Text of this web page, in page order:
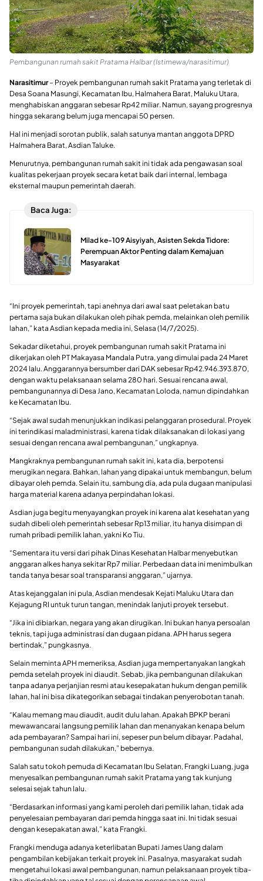
Pembangunan rumah sakit Pratama Halbar (Istimewa/narasitimur)
Narasitimur– Proyek pembangunan rumah sakit Pratama yang terletak di
Desa Soana Masungi, Kecamatan Ibu, Halmahera Barat, Maluku Utara,
menghabiskan anggaran sebesar Rp42 miliar. Namun, sayang progresnya
hingga sekarang belum juga mencapai 50 persen.
Hal ini menjadi sorotan publik, salah satunya mantan anggota DPRD
Halmahera Barat, Asdian Taluke.
Menurutnya, pembangunan rumah sakit ini tidak ada pengawasan soal
kualitas pekerjaan proyek secara ketat baik dari internal, lembaga
eksternal maupun pemerintah daerah.
Baca Juga:
Milad ke-109 Aisyiyah, Asisten Sekda Tidore:
Perempuan Aktor Penting dalam Kemajuan
Masyarakat
“Ini proyek pemerintah, tapi anehnya dari awal saat peletakan batu
pertama saja bukan dilakukan oleh pihak pemda, melainkan oleh pemilik
lahan,” kata Asdian kepada media ini, Selasa (14/7/2025).
Sekadar diketahui, proyek pembangunan rumah sakit Pratama ini
dikerjakan oleh PT Makayasa Mandala Putra, yang dimulai pada 24 Maret
2024 lalu. Anggarannya bersumber dari DAK sebesar Rp42.946.393.870,
dengan waktu pelaksanaan selama 280 hari. Sesuai rencana awal,
pembangunannya di Desa Jano, Kecamatan Loloda, namun dipindahkan
ke Kecamatan Ibu.
“Sejak awal sudah menunjukkan indikasi pelanggaran prosedural. Proyek
ini terindikasi maladministrasi, karena tidak dilaksanakan di lokasi yang
sesuai dengan rencana awal pembangunan,” ungkapnya.
Mangkraknya pembangunan rumah sakit ini, kata dia, berpotensi
merugikan negara. Bahkan, lahan yang dipakai untuk membangun, belum
dibayar oleh pemda. Selain itu, sambung dia, ada pula dugaan manipulasi
harga material karena adanya perpindahan lokasi.
Asdian juga begitu menyayangkan proyek ini karena alat kesehatan yang
sudah dibeli oleh pemerintah sebesar Rp13 miliar, itu hanya disimpan di
rumah pribadi pemilik lahan, yakni Ko Tiu.
“Sementara itu versi dari pihak Dinas Kesehatan Halbar menyebutkan
anggaran alkes hanya sekitar Rp7 miliar. Perbedaan data ini menimbulkan
tanda tanya besar soal transparansi anggaran,” ujarnya.
Atas kejanggalan ini pula, Asdian mendesak Kejati Maluku Utara dan
Kejagung RI untuk turun tangan, menindak lanjuti proyek tersebut.
“Jika ini dibiarkan, negara yang akan dirugikan. Ini bukan hanya persoalan
teknis, tapi juga administrasi dan dugaan pidana. APH harus segera
bertindak,” pungkasnya.
Selain meminta APH memeriksa, Asdian juga mempertanyakan langkah
pemda setelah proyek ini diaudit. Sebab, jika pembangunan dilakukan
tanpa adanya perjanjian resmi atau kesepakatan hukum dengan pemilik
lahan, hal ini bisa dikategorikan sebagai tindakan penyerobotan tanah.
“Kalau memang mau diaudit, audit dulu lahan. Apakah BPKP berani
mewawancarai langsung pemilik lahan dan menanyakan kenapa belum
ada pembayaran? Sampai hari ini, sepeser pun belum dibayar. Padahal,
pembangunan sudah dilakukan,” bebernya.
Salah satu tokoh pemuda di Kecamatan Ibu Selatan, Frangki Luang, juga
menyesalkan pembangunan rumah sakit Pratama yang tak kunjung
selesai sejak tahun lalu.
“Berdasarkan informasi yang kami peroleh dari pemilik lahan, tidak ada
penyelesaian pembayaran dari pemda hingga saat ini. Ini tidak sesuai
dengan kesepakatan awal,” kata Frangki.
Frangki menduga adanya keterlibatan Bupati James Uang dalam
pengambilan kebijakan terkait proyek ini. Pasalnya, masyarakat sudah
mengetahui lokasi awal pembangunan, namun pelaksanaan proyek tiba-